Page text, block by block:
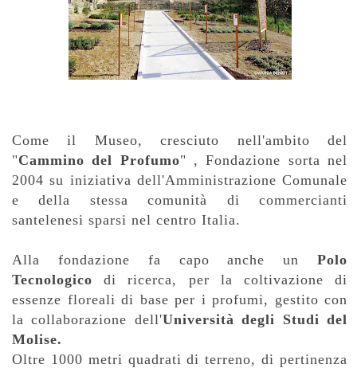
Come il Museo, cresciuto nell'ambito del
"Cammino del Profumo" , Fondazione sorta nel
2004 su iniziativa dell'Amministrazione Comunale
e della stessa comunità di commercianti
santelenesi sparsi nel centro Italia.
Alla fondazione fa capo anche un Polo
Tecnologicodi ricerca, per la coltivazione di
essenze floreali di base per i profumi, gestito con
la collaborazione dell'Università degli Studi del
Molise.
Oltre 1000 metri quadrati di terreno, di pertinenza